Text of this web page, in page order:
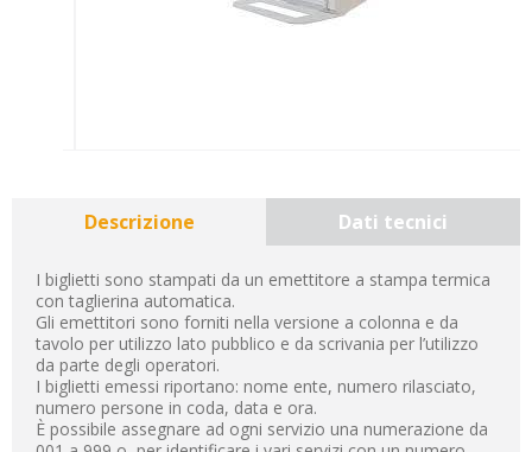
Descrizione Dati tecnici
I biglietti sono stampati da un emettitore a stampa termica
con taglierina automatica.
Gli emettitori sono forniti nella versione a colonna e da
tavolo per utilizzo lato pubblico e da scrivania per l’utilizzo
da parte degli operatori.
I biglietti emessi riportano: nome ente, numero rilasciato,
numero persone in coda, data e ora.
È possibile assegnare ad ogni servizio una numerazione da